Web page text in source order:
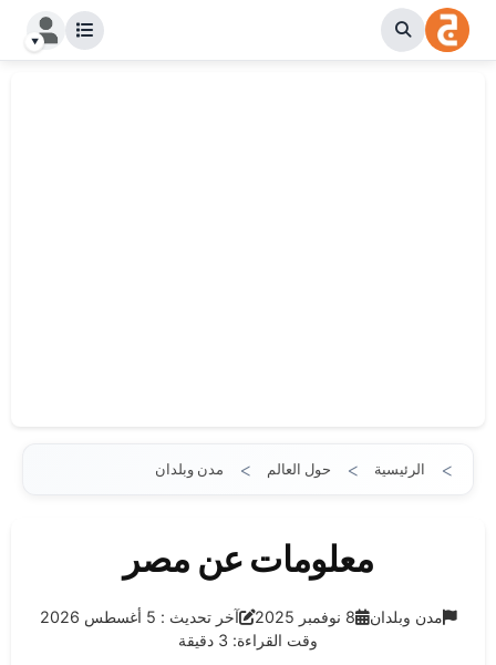
مدن وبلدان حول العالم الرئيسية
معلومات عن مصر
الفئة:مدن وبلدانتاريخ النشر:
8 نوفمبر 2025 آخر تحديث:
آخر تحديث : 5 أغسطس 2026
وقت القراءة: 3 دقيقة